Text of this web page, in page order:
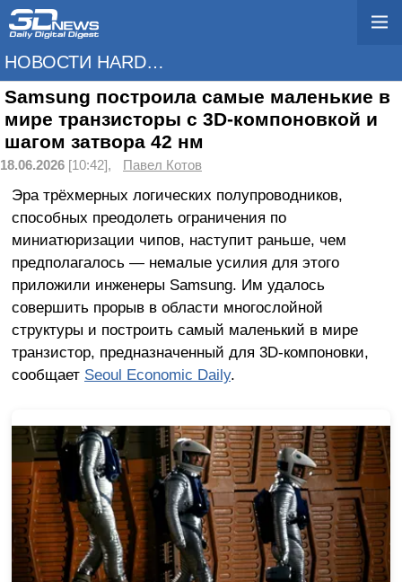
НОВОСТИ HARDWARE
Samsung построила самые маленькие в
мире транзисторы с 3D-компоновкой и
шагом затвора 42 нм
18.06.2026 [10:42], Павел Котов
Эра трёхмерных логических полупроводников,
способных преодолеть ограничения по
миниатюризации чипов, наступит раньше, чем
предполагалось — немалые усилия для этого
приложили инженеры Samsung. Им удалось
совершить прорыв в области многослойной
структуры и построить самый маленький в мире
транзистор, предназначенный для 3D-компоновки,
сообщает Seoul Economic Daily.